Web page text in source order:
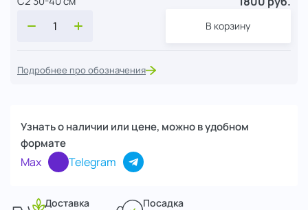
В корзину
Подробнее про обозначения
Узнать о наличии или цене, можно в удобном
формате
Max Telegram
Доставка Посадка